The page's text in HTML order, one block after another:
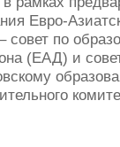
Евро-
совет по
(ЕАД) и